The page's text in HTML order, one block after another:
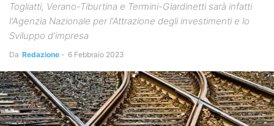
Togliatti, Verano-Tiburtina e Termini-Giardinetti sarà infatti
l'Agenzia Nazionale per l'Attrazione degli investimenti e lo
Sviluppo d’impresa
Da Redazione - 6 Febbraio 2023